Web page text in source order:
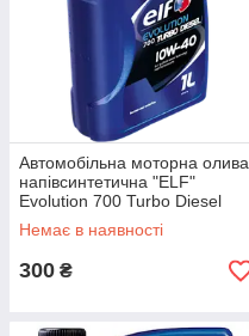
Автомобільна моторна олива
напівсинтетична "ELF"
Evolution 700 Turbo Diesel
10W40 1L
Немає в наявності
300 ₴